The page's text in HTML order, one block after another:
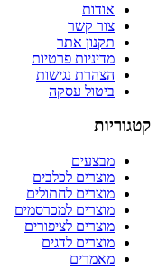
אודות
צור קשר
תקנון אתר
מדיניות פרטיות
הצהרת נגישות
ביטול עסקה
קטגוריות
מבצעים
מוצרים לכלבים
מוצרים לחתולים
מוצרים למכרסמים
מוצרים לציפורים
מוצרים לדגים
מאמרים